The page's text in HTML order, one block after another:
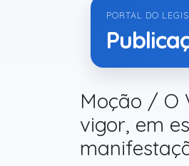
PORTAL DO
Moção / O
vigor, em